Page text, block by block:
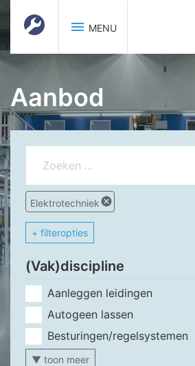
menu MENU
Aanbod
Elektrotechniekcancel
+ filteropties
(Vak)discipline
Aanleggen leidingen
Autogeen lassen
Besturingen/regelsystemen
▼ toon meer